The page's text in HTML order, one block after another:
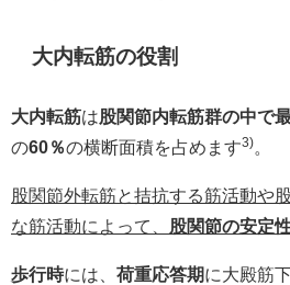
大内転筋の役割
大内転筋は股関節内転筋群の中で
の60％の横断面積を占めます3)。
股関節外転筋と拮抗する筋活動や
な筋活動によって、 股関節の安定
歩行時には、 荷重応答期に大殿筋